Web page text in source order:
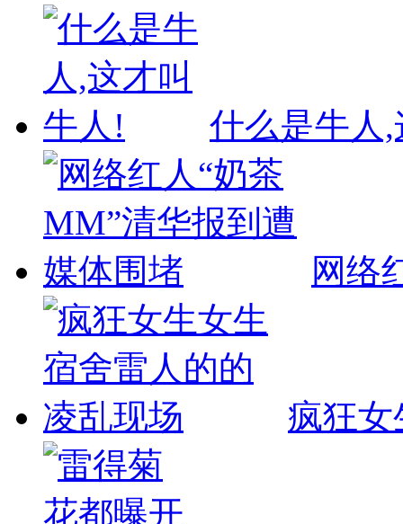
什么是牛人
网络
疯狂